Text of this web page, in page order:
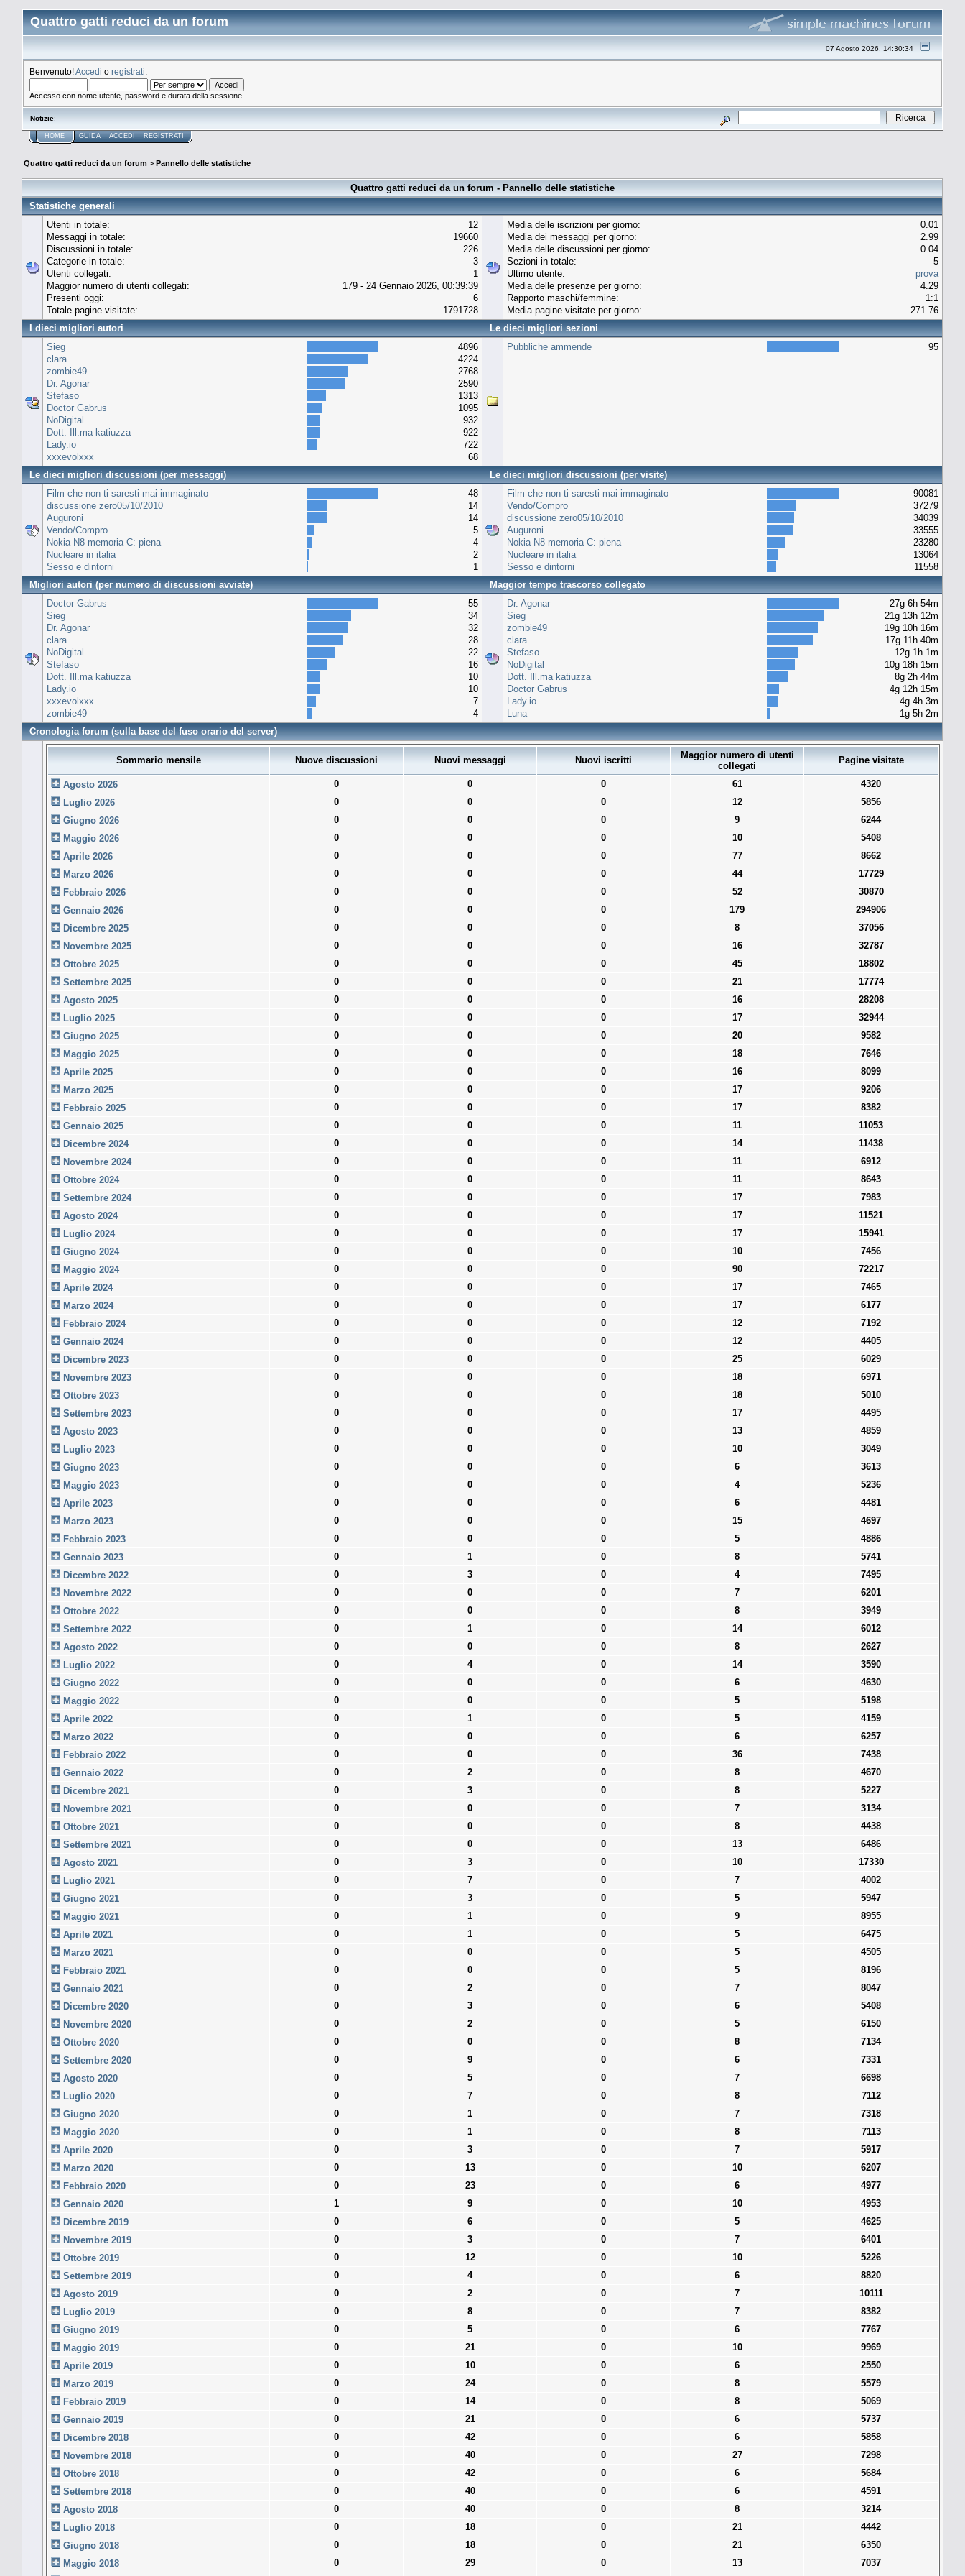
Quattro gatti reduci da un forum
07 Agosto 2026, 14:30:34
Benvenuto!Accedi o registrati
Accesso con nome utente, password e durata della sessione
Notizie:
HOME GUIDA ACCEDI REGISTRATI
Quattro gatti reduci da un forum > Pannello delle statistiche
Quattro gatti reduci da un forum - Pannello delle statistiche
Statistiche generali
Utenti in totale:
12
Messaggi in totale:
19660
Discussioni in totale:
226
Categorie in totale:
3
Utenti collegati:
1
Maggior numero di utenti collegati:
179 - 24 Gennaio 2026, 00:39:39
Presenti oggi:
6
Totale pagine visitate:
1791728
Media delle iscrizioni per giorno:
0.01
Media dei messaggi per giorno:
2.99
Media delle discussioni per giorno:
0.04
Sezioni in totale:
5
Ultimo utente:
prova
Media delle presenze per giorno:
4.29
Rapporto maschi/femmine:
1:1
Media pagine visitate per giorno:
271.76
I dieci migliori autori
Le dieci migliori sezioni
Sieg
4896
clara
4224
zombie49
2768
Dr. Agonar
2590
Stefaso
1313
Doctor Gabrus
1095
NoDigital
932
Dott. Ill.ma katiuzza
922
Lady.io
722
xxxevolxxx
68
Pubbliche ammende 95
Le dieci migliori discussioni (per messaggi)
Le dieci migliori discussioni (per visite)
Film che non ti saresti mai immaginato
48
discussione zero05/10/2010
14
Auguroni
14
Vendo/Compro
5
Nokia N8 memoria C: piena
4
Nucleare in italia
2
Sesso e dintorni
1
Film che non ti saresti mai immaginato
90081
Vendo/Compro
37279
discussione zero05/10/2010
34039
Auguroni
33555
Nokia N8 memoria C: piena
23280
Nucleare in italia
13064
Sesso e dintorni
11558
Migliori autori (per numero di discussioni avviate)
Maggior tempo trascorso collegato
Doctor Gabrus
55
Sieg
34
Dr. Agonar
32
clara
28
NoDigital
22
Stefaso
16
Dott. Ill.ma katiuzza
10
Lady.io
10
xxxevolxxx
7
zombie49
4
Dr. Agonar
27g 6h 54m
Sieg
21g 13h 12m
zombie49
19g 10h 16m
clara
17g 11h 40m
Stefaso
12g 1h 1m
NoDigital
10g 18h 15m
Dott. Ill.ma katiuzza
8g 2h 44m
Doctor Gabrus
4g 12h 15m
Lady.io
4g 4h 3m
Luna
1g 5h 2m
Cronologia forum (sulla base del fuso orario del server)
Sommario mensile Nuove discussioni Nuovi messaggi Nuovi iscritti
Maggior numero di utenti
collegati
Pagine visitate
Agosto 2026 0 0 0 61
4320
Luglio 2026
0 0 0 12
5856
Giugno 2026
0 0 0 9
6244
Maggio 2026
0 0 0 10
5408
Aprile 2026
0 0 0 77
8662
Marzo 2026
0 0 0 44
17729
Febbraio 2026
0 0 0 52
30870
Gennaio 2026
0 0 0 179
294906
Dicembre 2025
0 0 0 8
37056
Novembre 2025
0 0 0 16
32787
Ottobre 2025
0 0 0 45
18802
Settembre 2025
0 0 0 21
17774
Agosto 2025
0 0 0 16
28208
Luglio 2025
0 0 0 17
32944
Giugno 2025
0 0 0 20
9582
Maggio 2025
0 0 0 18
7646
Aprile 2025
0 0 0 16
8099
Marzo 2025
0 0 0 17
9206
Febbraio 2025
0 0 0 17
8382
Gennaio 2025
0 0 0 11
11053
Dicembre 2024
0 0 0 14
11438
Novembre 2024
0 0 0 11
6912
Ottobre 2024
0 0 0 11
8643
Settembre 2024
0 0 0 17
7983
Agosto 2024
0 0 0 17
11521
Luglio 2024
0 0 0 17
15941
Giugno 2024
0 0 0 10
7456
Maggio 2024
0 0 0 90
72217
Aprile 2024
0 0 0 17
7465
Marzo 2024
0 0 0 17
6177
Febbraio 2024
0 0 0 12
7192
Gennaio 2024
0 0 0 12
4405
Dicembre 2023
0 0 0 25
6029
Novembre 2023
0 0 0 18
6971
Ottobre 2023
0 0 0 18
5010
Settembre 2023
0 0 0 17
4495
Agosto 2023
0 0 0 13
4859
Luglio 2023
0 0 0 10
3049
Giugno 2023
0 0 0 6
3613
Maggio 2023
0 0 0 4
5236
Aprile 2023
0 0 0 6
4481
Marzo 2023
0 0 0 15
4697
Febbraio 2023
0 0 0 5
4886
Gennaio 2023
0 1 0 8
5741
Dicembre 2022
0 3 0 4
7495
Novembre 2022
0 0 0 7
6201
Ottobre 2022
0 0 0 8
3949
Settembre 2022
0 1 0 14
6012
Agosto 2022
0 0 0 8
2627
Luglio 2022
0 4 0 14
3590
Giugno 2022
0 0 0 6
4630
Maggio 2022
0 0 0 5
5198
Aprile 2022
0 1 0 5
4159
Marzo 2022
0 0 0 6
6257
Febbraio 2022
0 0 0 36
7438
Gennaio 2022
0 2 0 8
4670
Dicembre 2021
0 3 0 8
5227
Novembre 2021
0 0 0 7
3134
Ottobre 2021
0 0 0 8
4438
Settembre 2021
0 0 0 13
6486
Agosto 2021
0 3 0 10
17330
Luglio 2021
0 7 0 7
4002
Giugno 2021
0 3 0 5
5947
Maggio 2021
0 1 0 9
8955
Aprile 2021
0 1 0 5
6475
Marzo 2021
0 0 0 5
4505
Febbraio 2021
0 0 0 5
8196
Gennaio 2021
0 2 0 7
8047
Dicembre 2020
0 3 0 6
5408
Novembre 2020
0 2 0 5
6150
Ottobre 2020
0 0 0 8
7134
Settembre 2020
0 9 0 6
7331
Agosto 2020
0 5 0 7
6698
Luglio 2020
0 7 0 8
7112
Giugno 2020
0 1 0 7
7318
Maggio 2020
0 1 0 8
7113
Aprile 2020
0 3 0 7
5917
Marzo 2020
0 13 0 10
6207
Febbraio 2020
0 23 0 6
4977
Gennaio 2020
1 9 0 10
4953
Dicembre 2019
0 6 0 5
4625
Novembre 2019
0 3 0 7
6401
Ottobre 2019
0 12 0 10
5226
Settembre 2019
0 4 0 6
8820
Agosto 2019
0 2 0 7
10111
Luglio 2019
0 8 0 7
8382
Giugno 2019
0 5 0 6
7767
Maggio 2019
0 21 0 10
9969
Aprile 2019
0 10 0 6
2550
Marzo 2019
0 24 0 8
5579
Febbraio 2019
0 14 0 8
5069
Gennaio 2019
0 21 0 6
5737
Dicembre 2018
0 42 0 6
5858
Novembre 2018
0 40 0 27
7298
Ottobre 2018
0 42 0 6
5684
Settembre 2018
0 40 0 6
4591
Agosto 2018
0 40 0 8
3214
Luglio 2018
0 18 0 21
4442
Giugno 2018
0 18 0 21
6350
Maggio 2018
0 29 0 13
7037